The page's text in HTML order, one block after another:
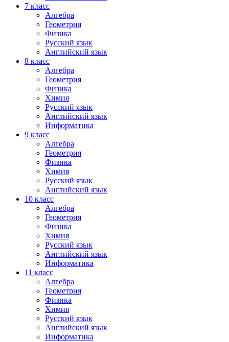
7 класс
Алгебра
Геометрия
Физика
Русский язык
Английский язык
8 класс
Алгебра
Геометрия
Физика
Химия
Русский язык
Английский язык
Информатика
9 класс
Алгебра
Геометрия
Физика
Химия
Русский язык
Английский язык
10 класс
Алгебра
Геометрия
Физика
Химия
Русский язык
Английский язык
Информатика
11 класс
Алгебра
Геометрия
Физика
Химия
Русский язык
Английский язык
Информатика